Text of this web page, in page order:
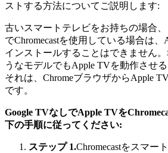
ストする方法についてご説明します:
古いスマートテレビをお持ちの場合
でChromecastを使用している場合は
インストールすることはできません
うなモデルでもApple TVを動作させ
それは、ChromeブラウザからApple
です。
Google TVなしでApple TVを
下の手順に従ってください:
ステップ 1.Chromecastをスマー